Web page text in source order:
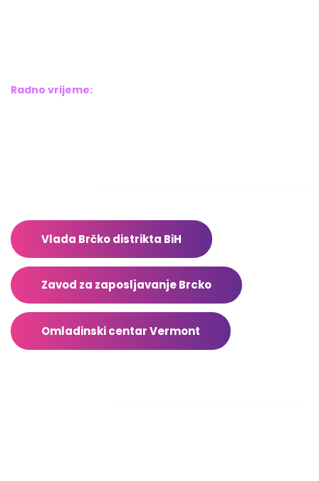
Radno vrijeme:
Vlada Brčko distrikta BiH
Zavod za zaposljavanje Brcko
Omladinski centar Vermont